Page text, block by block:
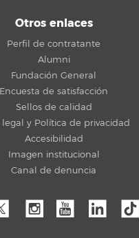
Otros enlaces
Perfil de contratante
Alumni
Fundación General
Encuesta de satisfacción
Sellos de calidad
legal y Política de privacidad
Accesibilidad
Imagen institucional
Canal de denuncia